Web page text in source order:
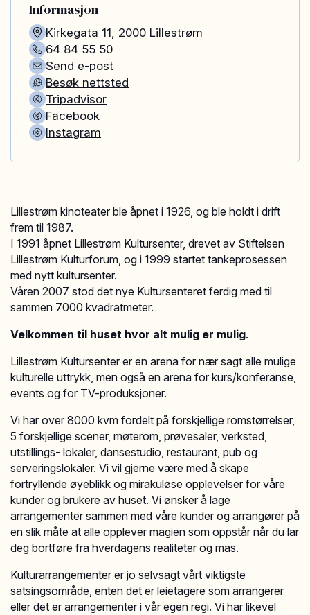
Lillestrøm kinoteater ble åpnet i 1926, og ble holdt i drift
frem til 1987.
I 1991 åpnet Lillestrøm Kultursenter, drevet av Stiftelsen
Lillestrøm Kulturforum, og i 1999 startet tankeprosessen
med nytt kultursenter.
Våren 2007 stod det nye Kultursenteret ferdig med til
sammen 7000 kvadratmeter.
Velkommen til huset hvor alt mulig er mulig.
Lillestrøm Kultursenter er en arena for nær sagt alle mulige
kulturelle uttrykk, men også en arena for kurs/konferanse,
events og for TV-produksjoner.
Vi har over 8000 kvm fordelt på forskjellige romstørrelser,
5 forskjellige scener, møterom, prøvesaler, verksted,
utstillings- lokaler, dansestudio, restaurant, pub og
serveringslokaler. Vi vil gjerne være med å skape
fortryllende øyeblikk og mirakuløse opplevelser for våre
kunder og brukere av huset. Vi ønsker å lage
arrangementer sammen med våre kunder og arrangører på
en slik måte at alle opplever magien som oppstår når du lar
deg bortføre fra hverdagens realiteter og mas.
Kulturarrangementer er jo selvsagt vårt viktigste
satsingsområde, enten det er leietagere som arrangerer
eller det er arrangementer i vår egen regi. Vi har likevel
Informasjon
Kirkegata 11, 2000 Lillestrøm
64 84 55 50
Send e-post
Besøk nettsted
Tripadvisor
Facebook
Instagram